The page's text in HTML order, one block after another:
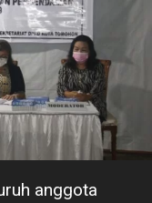
anggota